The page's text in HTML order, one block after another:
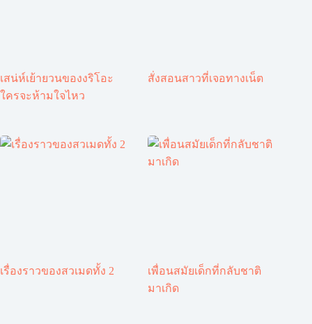
เสน่ห์เย้ายวนของงริโอะ
ใครจะห้ามใจไหว
สั่งสอนสาวที่เจอทางเน็ต
เรื่องราวของสวเมดทั้ง 2
เพื่อนสมัยเด็กที่กลับชาติ
มาเกิด